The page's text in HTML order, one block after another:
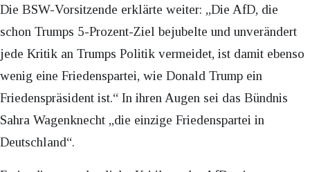
Die BSW-Vorsitzende erklärte weiter: „Die AfD, die
schon Trumps 5-Prozent-Ziel bejubelte und unverändert
jede Kritik an Trumps Politik vermeidet, ist damit ebenso
wenig eine Friedenspartei, wie Donald Trump ein
Friedenspräsident ist.“ In ihren Augen sei das Bündnis
Sahra Wagenknecht „die einzige Friedenspartei in
Deutschland“.